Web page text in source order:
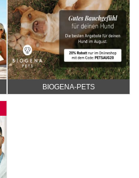
BIOGENA-PETS